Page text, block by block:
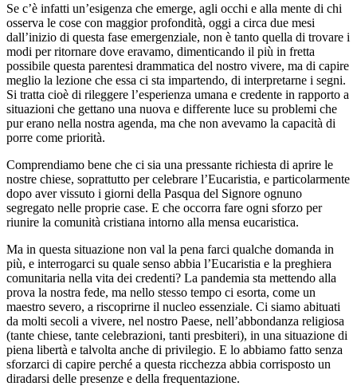
Se c’è infatti un’esigenza che emerge, agli occhi e alla mente di chi
osserva le cose con maggior profondità, oggi a circa due mesi
dall’inizio di questa fase emergenziale, non è tanto quella di trovare i
modi per ritornare dove eravamo, dimenticando il più in fretta
possibile questa parentesi drammatica del nostro vivere, ma di capire
meglio la lezione che essa ci sta impartendo, di interpretarne i segni.
Si tratta cioè di rileggere l’esperienza umana e credente in rapporto a
situazioni che gettano una nuova e differente luce su problemi che
pur erano nella nostra agenda, ma che non avevamo la capacità di
porre come priorità.
Comprendiamo bene che ci sia una pressante richiesta di aprire le
nostre chiese, soprattutto per celebrare l’Eucaristia, e particolarmente
dopo aver vissuto i giorni della Pasqua del Signore ognuno
segregato nelle proprie case. E che occorra fare ogni sforzo per
riunire la comunità cristiana intorno alla mensa eucaristica.
Ma in questa situazione non val la pena farci qualche domanda in
più, e interrogarci su quale senso abbia l’Eucaristia e la preghiera
comunitaria nella vita dei credenti? La pandemia sta mettendo alla
prova la nostra fede, ma nello stesso tempo ci esorta, come un
maestro severo, a riscoprirne il nucleo essenziale. Ci siamo abituati
da molti secoli a vivere, nel nostro Paese, nell’abbondanza religiosa
(tante chiese, tante celebrazioni, tanti presbiteri), in una situazione di
piena libertà e talvolta anche di privilegio. E lo abbiamo fatto senza
sforzarci di capire perché a questa ricchezza abbia corrisposto un
diradarsi delle presenze e della frequentazione.